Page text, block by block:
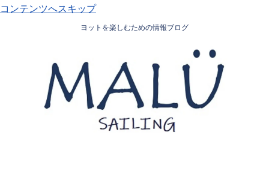
コンテンツへスキップ
ヨットを楽しむための情報ブログ